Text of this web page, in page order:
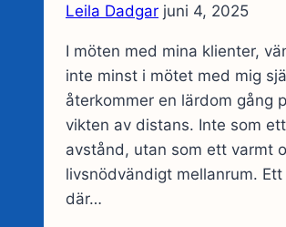
Leila Dadgar juni 4, 2025
I möten med mina klienter,
inte minst i mötet med mig
återkommer en lärdom gång
vikten av distans. Inte som
avstånd, utan som ett varmt
livsnödvändigt mellanrum.
där…